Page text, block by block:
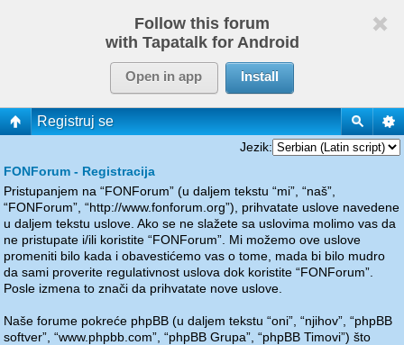
Follow this forum
with Tapatalk for Android
Open in app Install
Registruj se
Jezik:
FONForum - Registracija
Pristupanjem na “FONForum” (u daljem tekstu “mi”, “naš”,
“FONForum”, “http://www.fonforum.org”), prihvatate uslove navedene
u daljem tekstu uslove. Ako se ne slažete sa uslovima molimo vas da
ne pristupate i/ili koristite “FONForum”. Mi možemo ove uslove
promeniti bilo kada i obavestićemo vas o tome, mada bi bilo mudro
da sami proverite regulativnost uslova dok koristite “FONForum”.
Posle izmena to znači da prihvatate nove uslove.
Naše forume pokreće phpBB (u daljem tekstu “oni”, “njihov”, “phpBB
softver”, “www.phpbb.com”, “phpBB Grupa”, “phpBB Timovi”) što